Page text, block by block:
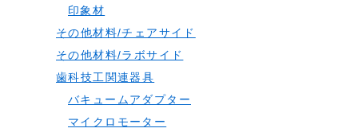
印象材
その他材料/チェアサイド
その他材料/ラボサイド
歯科技工関連器具
バキュームアダプター
マイクロモーター